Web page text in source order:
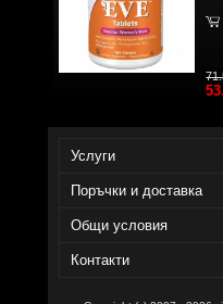
Услуги
Поръчки и доставка
Общи условия
Контакти